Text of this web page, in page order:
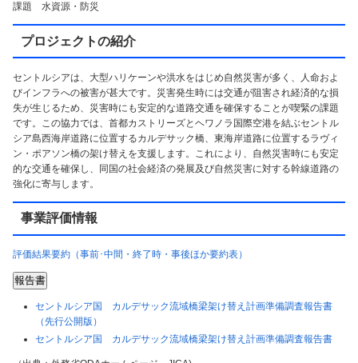
課題 水資源・防災
プロジェクトの紹介
セントルシアは、大型ハリケーンや洪水をはじめ自然災害が多く、人命およ
びインフラへの被害が甚大です。災害発生時には交通が阻害され経済的な損
失が生じるため、災害時にも安定的な道路交通を確保することが喫緊の課題
です。この協力では、首都カストリーズとヘワノラ国際空港を結ぶセントル
シア島西海岸道路に位置するカルデサック橋、東海岸道路に位置するラヴィ
ン・ポアソン橋の架け替えを支援します。これにより、自然災害時にも安定
的な交通を確保し、同国の社会経済の発展及び自然災害に対する幹線道路の
強化に寄与します。
事業評価情報
評価結果要約（事前･中間・終了時・事後ほか要約表）
報告書
セントルシア国 カルデサック流域橋梁架け替え計画準備調査報告書
（先行公開版）
セントルシア国 カルデサック流域橋梁架け替え計画準備調査報告書